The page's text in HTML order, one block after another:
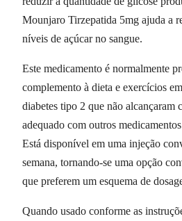
Mounjaro Tirzepatida 5mg ajuda a
níveis de açúcar no sangue.
Este medicamento é normalmente
complemento à dieta e exercícios
diabetes tipo 2 que não alcançaram
adequado com outros
Está disponível em uma injeção
semana, tornando-se uma opção
que preferem um esquema de
Quando usado conforme as